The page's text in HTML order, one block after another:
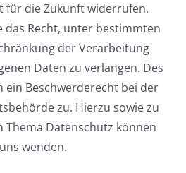
für die Zukunft widerrufen.
das Recht, unter bestimmten
der Verarbeitung
Daten zu verlangen. Des
ein Beschwerderecht bei der
zu. Hierzu sowie zu
Thema Datenschutz können
wenden.